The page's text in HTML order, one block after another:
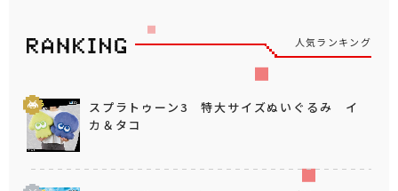
人気ランキング
スプラトゥーン3 特大サイズぬいぐるみ イ
カ＆タコ